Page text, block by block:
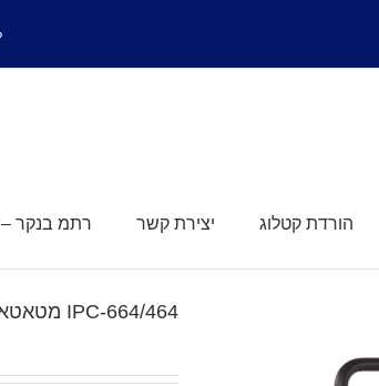
הורדת קטלוג יצירת קשר רתמ בנקר –
IPC-664/464 מטאטא מצברים לשטיחים